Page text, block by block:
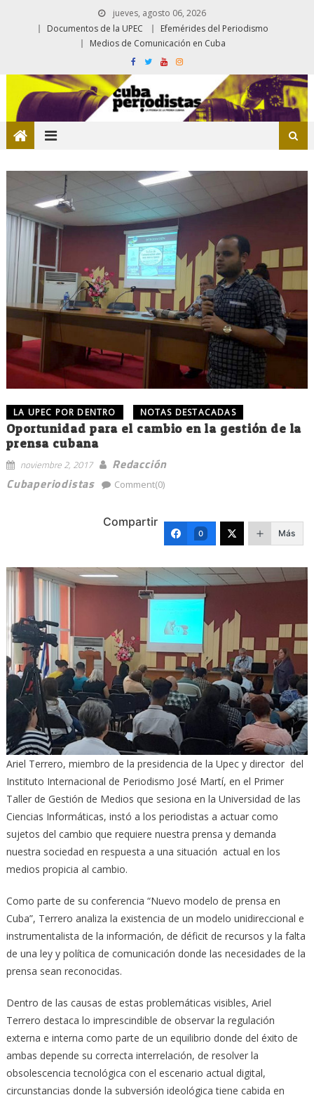
jueves, agosto 06, 2026
Documentos de la UPEC
Efemérides del Periodismo
Medios de Comunicación en Cuba
LA UPEC POR DENTRO NOTAS DESTACADAS
Oportunidad para el cambio en la gestión de la
prensa cubana
noviembre 2, 2017
Redacción
Cubaperiodistas
Comment(0)
Compartir
0 Más
Ariel Terrero, miembro de la presidencia de la Upec y director del
Instituto Internacional de Periodismo José Martí, en el Primer
Taller de Gestión de Medios que sesiona en la Universidad de las
Ciencias Informáticas, instó a los periodistas a actuar como
sujetos del cambio que requiere nuestra prensa y demanda
nuestra sociedad en respuesta a una situación actual en los
medios propicia al cambio.
Como parte de su conferencia “Nuevo modelo de prensa en
Cuba”, Terrero analiza la existencia de un modelo unidireccional e
instrumentalista de la información, de déficit de recursos y la falta
de una ley y política de comunicación donde las necesidades de la
prensa sean reconocidas.
Dentro de las causas de estas problemáticas visibles, Ariel
Terrero destaca lo imprescindible de observar la regulación
externa e interna como parte de un equilibrio donde del éxito de
ambas depende su correcta interrelación, de resolver la
obsolescencia tecnológica con el escenario actual digital,
circunstancias donde la subversión ideológica tiene cabida en